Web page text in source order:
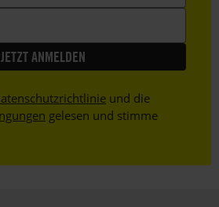
und die
gelesen und stimme